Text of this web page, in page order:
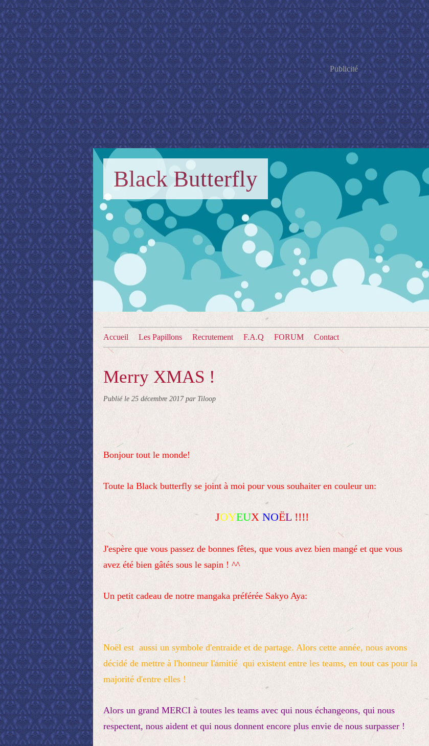
Publicité
Black Butterfly
Accueil Les Papillons Recrutement F.A.Q FORUM Contact
Merry XMAS !
Publié le 25 décembre 2017par Tiloop
Bonjour tout le monde!
Toute la Black butterfly se joint à moi pour vous souhaiter en couleur un:
JOYEUX NOËL!!!!
J'espère que vous passez de bonnes fêtes, que vous avez bien mangé et que vous
avez été bien gâtés sous le sapin ! ^^
Un petit cadeau de notre mangaka préférée Sakyo Aya:
Noël est aussi un symbole d'entraide et de partage. Alors cette année, nous avons
décidé de mettre à l'honneur l'amitié qui existent entre les teams, en tout cas pour la
majorité d'entre elles !
Alors un grand MERCI à toutes les teams avec qui nous échangeons, qui nous
respectent, nous aident et qui nous donnent encore plus envie de nous surpasser !